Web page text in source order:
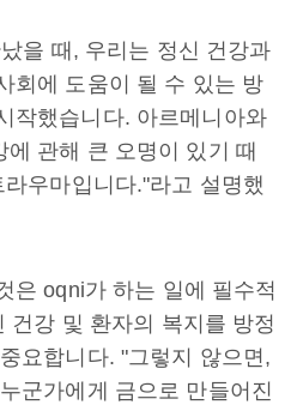
을 때, 우리는 정신 건강과
회에 도움이 될 수 있는 방
작했습니다. 아르메니아와
관해 큰 오명이 있기 때
우마입니다."라고 설명했
은 oqni가 하는 일에 필수적
건강 및 환자의 복지를 방정
요합니다. "그렇지 않으면,
군가에게 금으로 만들어진